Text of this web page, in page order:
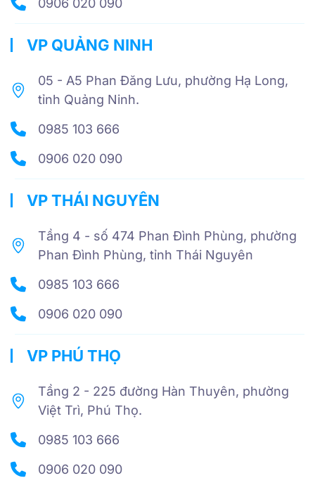
0906 020 090
VP QUẢNG NINH
05 - A5 Phan Đăng Lưu, phường Hạ Long,
tỉnh Quảng Ninh.
0985 103 666
0906 020 090
VP THÁI NGUYÊN
Tầng 4 - số 474 Phan Đình Phùng, phường
Phan Đình Phùng, tỉnh Thái Nguyên
0985 103 666
0906 020 090
VP PHÚ THỌ
Tầng 2 - 225 đường Hàn Thuyên, phường
Việt Trì, Phú Thọ.
0985 103 666
0906 020 090